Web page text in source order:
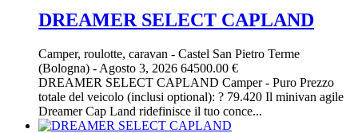
DREAMER SELECT CAPLAND
Camper, roulotte, caravan - Castel San Pietro Terme
(Bologna) - Agosto 3, 2026 64500.00 €
DREAMER SELECT CAPLAND Camper - Puro Prezzo
totale del veicolo (inclusi optional): ? 79.420 Il minivan agile
Dreamer Cap Land ridefinisce il tuo conce...